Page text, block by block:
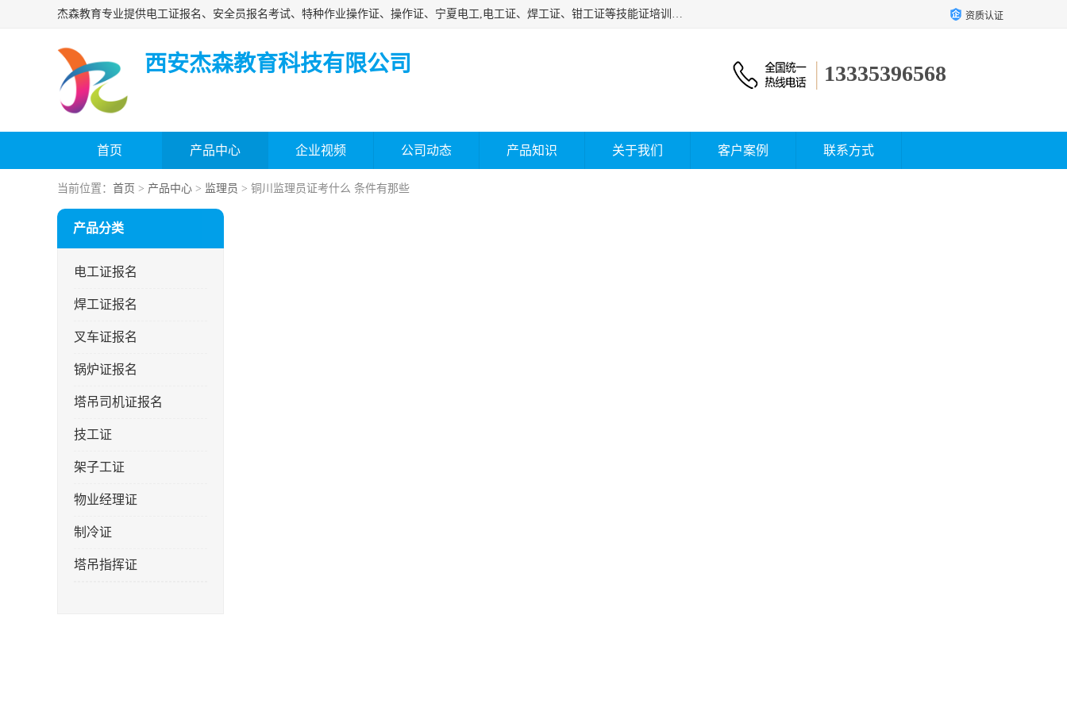
杰森教育专业提供电工证报名、安全员报名考试、特种作业操作证、操作证、宁夏电工,电工证、焊工证、钳工证等技能证培训课程。 资质认证
西安杰森教育科技有限公司 13335396568
首页 产品中心 企业视频 公司动态 产品知识 关于我们 客户案例 联系方式
当前位置： 首页 > 产品中心 > 监理员 > 铜川监理员证考什么 条件有那些
产品分类
电工证报名
焊工证报名
叉车证报名
锅炉证报名
塔吊司机证报名
技工证
架子工证
物业经理证
制冷证
塔吊指挥证